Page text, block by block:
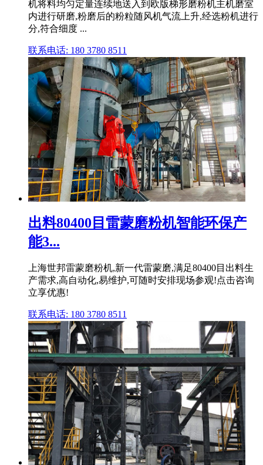
机将料均匀定量连续地送入到欧版梯形磨粉机主机磨室
内进行研磨,粉磨后的粉粒随风机气流上升,经选粉机进行
分,符合细度 ...
联系电话: 180 3780 8511
出料80400目雷蒙磨粉机智能环保产
能3...
上海世邦雷蒙磨粉机,新一代雷蒙磨,满足80400目出料生
产需求,高自动化,易维护,可随时安排现场参观!点击咨询
立享优惠!
联系电话: 180 3780 8511